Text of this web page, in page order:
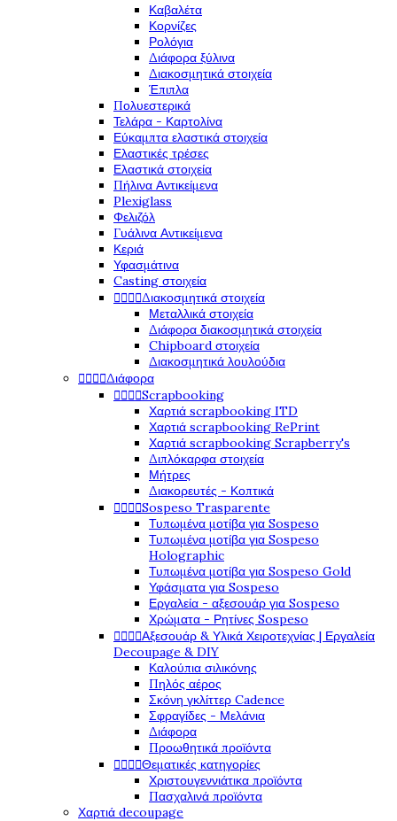
Καβαλέτα
Κορνίζες
Ρολόγια
Διάφορα ξύλινα
Διακοσμητικά στοιχεία
Έπιπλα
Πολυεστερικά
Τελάρα - Καρτολίνα
Εύκαμπτα ελαστικά στοιχεία
Ελαστικές τρέσες
Ελαστικά στοιχεία
Πήλινα Αντικείμενα
Plexiglass
Φελιζόλ
Γυάλινα Αντικείμενα
Κεριά
Υφασμάτινα
Casting στοιχεία
   Διακοσμητικά στοιχεία
Μεταλλικά στοιχεία
Διάφορα διακοσμητικά στοιχεία
Chipboard στοιχεία
Διακοσμητικά λουλούδια
   Διάφορα
   Scrapbooking
Χαρτιά scrapbooking ITD
Χαρτιά scrapbooking RePrint
Χαρτιά scrapbooking Scrapberry's
Διπλόκαρφα στοιχεία
Μήτρες
Διακορευτές - Κοπτικά
   Sospeso Trasparente
Τυπωμένα μοτίβα για Sospeso
Τυπωμένα μοτίβα για Sospeso
Holographic
Τυπωμένα μοτίβα για Sospeso Gold
Υφάσματα για Sospeso
Εργαλεία - αξεσουάρ για Sospeso
Χρώματα - Ρητίνες Sospeso
   Αξεσουάρ & Υλικά Χειροτεχνίας | Εργαλεία
Decoupage & DIY
Καλούπια σιλικόνης
Πηλός αέρος
Σκόνη γκλίττερ Cadence
Σφραγίδες - Μελάνια
Διάφορα
Προωθητικά προϊόντα
   Θεματικές κατηγορίες
Χριστουγεννιάτικα προϊόντα
Πασχαλινά προϊόντα
Χαρτιά decoupage